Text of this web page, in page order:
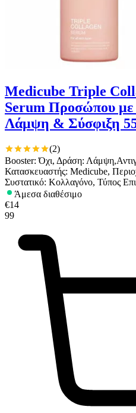
Medicube Triple
Serum Προσώπου με
Λάμψη & Σύσφιξη
(2)
Booster: Όχι, Δράση:
Κατασκευαστής: Medicube,
Συστατικό: Κολλαγόνο, Τύπος
Άμεσα διαθέσιμο
€14
99